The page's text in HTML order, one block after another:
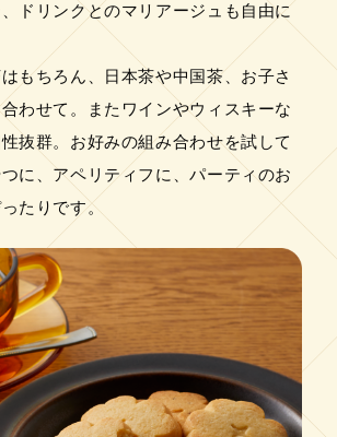
ドリンクとのマリアージュも自由に
もちろん、日本茶や中国茶、お子さ
わせて。またワインやウィスキーな
抜群。お好みの組み合わせを試して
に、アペリティフに、パーティのお
たりです。